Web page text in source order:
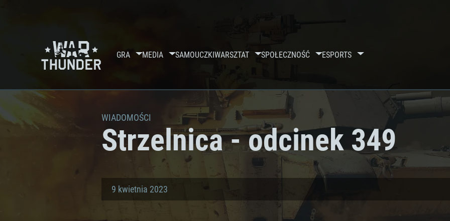
GRA MEDIA SAMOUCZKIWARSZTAT SPOŁECZNOŚĆ ESPORTS
WIADOMOŚCI
Strzelnica - odcinek 349
9 kwietnia 2023